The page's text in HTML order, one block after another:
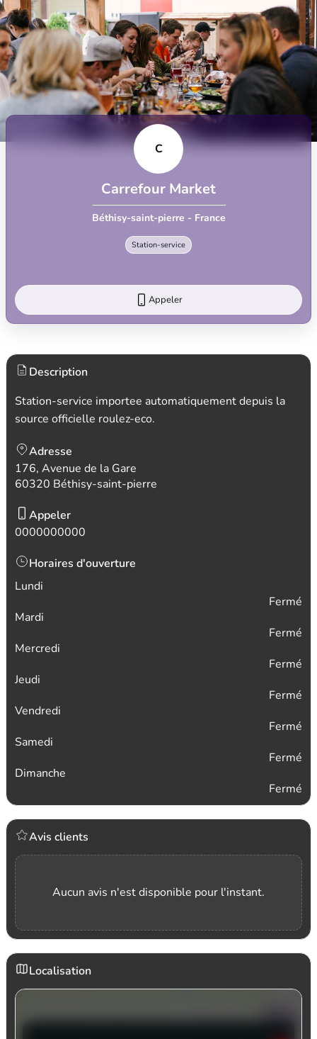
C
Carrefour Market
Béthisy-saint-pierre - France
Station-service
Appeler
Description
Station-service importee automatiquement depuis la
source officielle roulez-eco.
Adresse
176, Avenue de la Gare
60320 Béthisy-saint-pierre
Appeler
0000000000
Horaires d'ouverture
Lundi
Fermé
Mardi
Fermé
Mercredi
Fermé
Jeudi
Fermé
Vendredi
Fermé
Samedi
Fermé
Dimanche
Fermé
Avis clients
Aucun avis n'est disponible pour l'instant.
Localisation